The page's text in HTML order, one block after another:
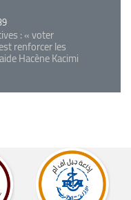
: « voter
renforcer les
Hacène Kacimi